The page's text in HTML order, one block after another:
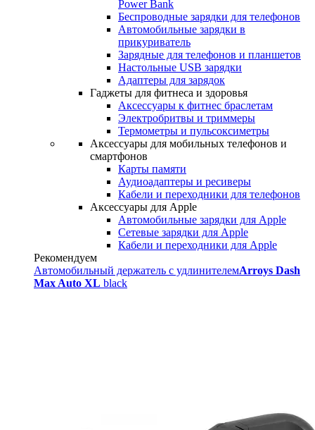
Power Bank
Беспроводные зарядки для телефонов
Автомобильные зарядки в
прикуриватель
Зарядные для телефонов и планшетов
Настольные USB зарядки
Адаптеры для зарядок
Гаджеты для фитнеса и здоровья
Аксессуары к фитнес браслетам
Электробритвы и триммеры
Термометры и пульсоксиметры
Аксессуары для мобильных телефонов и
смартфонов
Карты памяти
Аудиоадаптеры и ресиверы
Кабели и переходники для телефонов
Аксессуары для Apple
Автомобильные зарядки для Apple
Сетевые зарядки для Apple
Кабели и переходники для Apple
Рекомендуем
Автомобильный держатель с удлинителемArroys Dash
Max Auto XL black